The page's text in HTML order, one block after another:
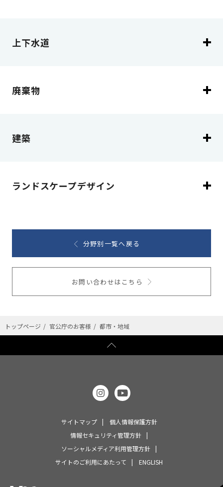
上下水道
廃棄物
建築
ランドスケープデザイン
分野別一覧へ戻る
お問い合わせはこちら
トップページ 官公庁のお客様 都市・地域
サイトマップ
個人情報保護方針
情報セキュリティ管理方針
ソーシャルメディア利用管理方針
サイトのご利用にあたって
ENGLISH